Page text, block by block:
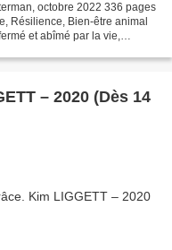
octobre 2022 336 pages
Résilience, Bien-être animal
et abîmé par la vie,
– 2020 (Dès 14